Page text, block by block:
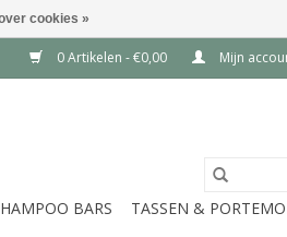
0 Artikelen - €0,00 Mijn
BARS
TASSEN &
cookies »